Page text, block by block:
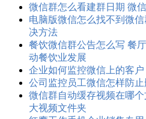
微信群怎么看建群日期 微
电脑版微信怎么找不到微
决方法
餐饮微信群公告怎么写 餐
动餐饮业发展
企业如何监控微信上的客户
公司监控员工​微信怎样防
微信群自动缓存视频在哪
大视频文件夹